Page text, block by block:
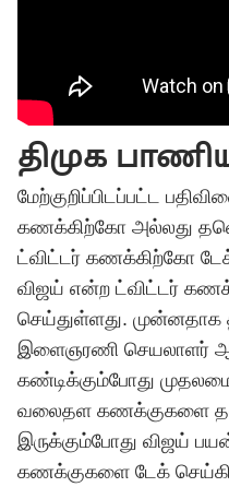
திமுக
மேற்குறிப்பிடப்பட்ட
கணக்கிற்கோ அல்லது
ட்விட்டர் கணக்கிற்கோ டேக்
விஜய் என்ற ட்விட்டர்
செய்துள்ளது. முன்னதாக
இளைஞரணி செயலாளர்
கண்டிக்கும்போது
வலைதள கணக்குகளை
இருக்கும்போது விஜய்
கணக்குகளை டேக்